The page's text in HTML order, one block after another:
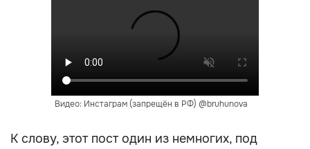
Видео: Инстаграм (запрещён в РФ) @bruhunova
К слову, этот пост один из немногих, под